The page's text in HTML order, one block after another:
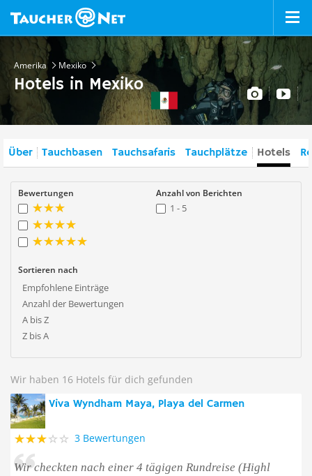
Amerika Mexiko
Hotels in Mexiko
Über Tauchbasen Tauchsafaris Tauchplätze Hotels
Bewertungen Anzahl von Berichten
1 - 5
Sortieren nach
Empfohlene Einträge
Anzahl der Bewertungen
A bis Z
Z bis A
Wir haben 16 Hotels für dich gefunden
Viva Wyndham Maya, Playa del Carmen
3 Bewertungen
Wir checkten nach einer 4 tägigen Rundreise (Highl